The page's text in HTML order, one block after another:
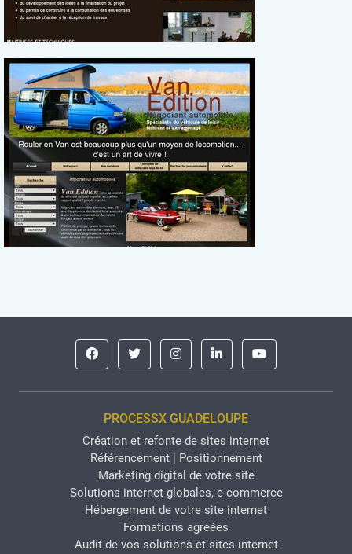
PROCESSX GUADELOUPE
Création et refonte de sites internet
Référencement | Positionnement
Marketing digital de votre site
Solutions internet globales, e-commerce
Hébergement de votre site internet
Formations agréées
Audit de vos solutions et sites internet